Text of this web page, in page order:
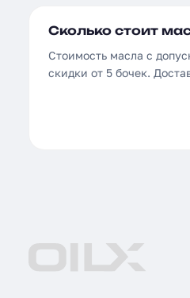
Сколько стоит
Стоимость масла с
скидки от 5 бочек.